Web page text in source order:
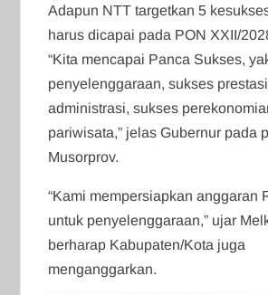
Adapun NTT targetkan 5
harus dicapai pada PON XXII/
“Kita mencapai Panca Sukses,
penyelenggaraan, sukses
administrasi, sukses
pariwisata,” jelas Gubernur pada
Musorprov.
“Kami mempersiapkan anggaran
untuk penyelenggaraan,” ujar
berharap Kabupaten/Kota juga
menganggarkan.